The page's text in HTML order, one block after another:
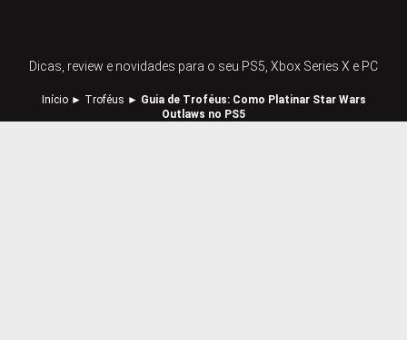
Dicas, review e novidades para o seu PS5, Xbox Series X e PC
Início► Troféus ► Guia de Troféus: Como Platinar Star Wars
Outlaws no PS5